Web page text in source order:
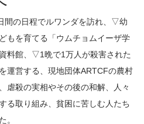
間の日程でルワンダを訪れ、▽幼
もを育てる「ウムチョムイーザ学
料館、▽1晩で1万人が殺害された
運営する、現地団体ARTCFの農村
殺の実相やその後の和解、人々
る取り組み、貧困に苦しむ人たち
。